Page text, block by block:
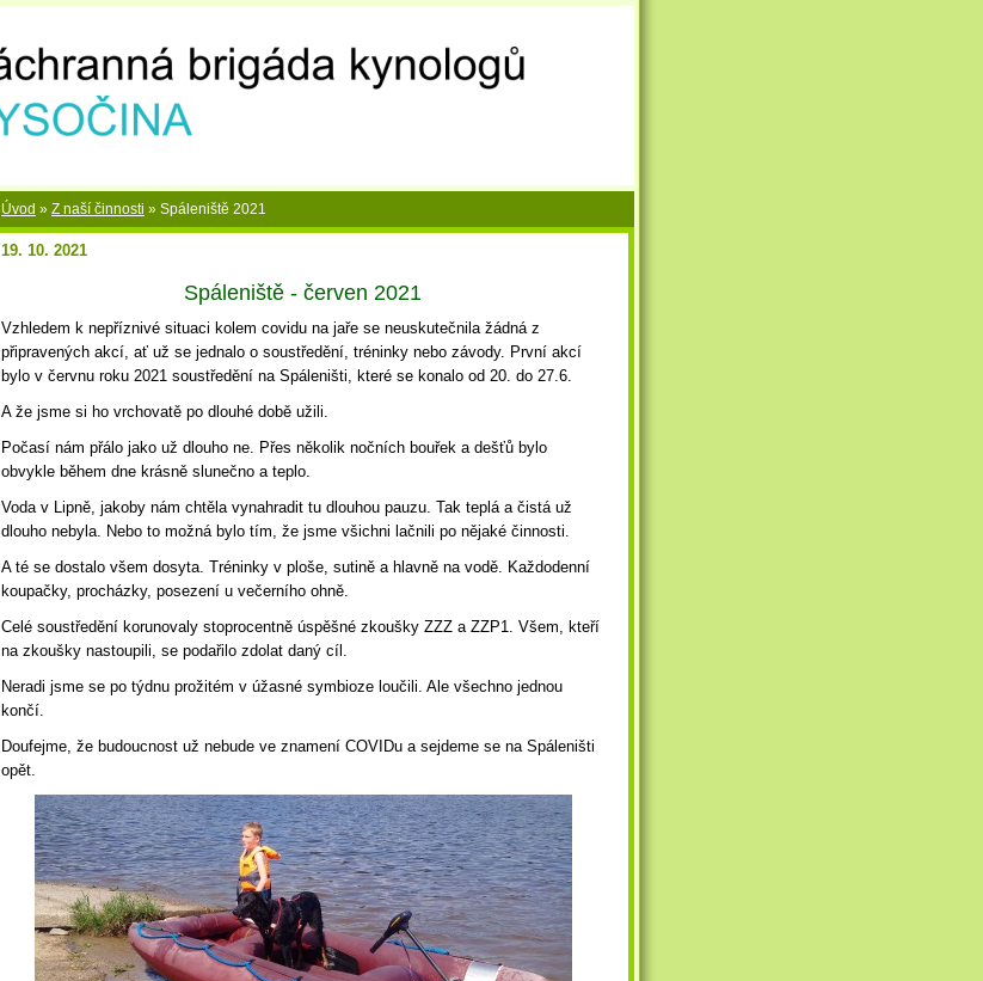
Úvod » Z naší činnosti » Spáleniště 2021
19. 10. 2021
Spáleniště - červen 2021
Vzhledem k nepříznivé situaci kolem covidu na jaře se neuskutečnila žádná z
připravených akcí, ať už se jednalo o soustředění, tréninky nebo závody. První akcí
bylo v červnu roku 2021 soustředění na Spáleništi, které se konalo od 20. do 27.6.
A že jsme si ho vrchovatě po dlouhé době užili.
Počasí nám přálo jako už dlouho ne. Přes několik nočních bouřek a dešťů bylo
obvykle během dne krásně slunečno a teplo.
Voda v Lipně, jakoby nám chtěla vynahradit tu dlouhou pauzu. Tak teplá a čistá už
dlouho nebyla. Nebo to možná bylo tím, že jsme všichni lačnili po nějaké činnosti.
A té se dostalo všem dosyta. Tréninky v ploše, sutině a hlavně na vodě. Každodenní
koupačky, procházky, posezení u večerního ohně.
Celé soustředění korunovaly stoprocentně úspěšné zkoušky ZZZ a ZZP1. Všem, kteří
na zkoušky nastoupili, se podařilo zdolat daný cíl.
Neradi jsme se po týdnu prožitém v úžasné symbioze loučili. Ale všechno jednou
končí.
Doufejme, že budoucnost už nebude ve znamení COVIDu a sejdeme se na Spáleništi
opět.